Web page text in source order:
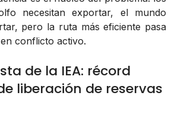
necesitan exportar, el mundo
pero la ruta más eficiente pasa
conflicto activo.
de la IEA: récord
liberación de reservas